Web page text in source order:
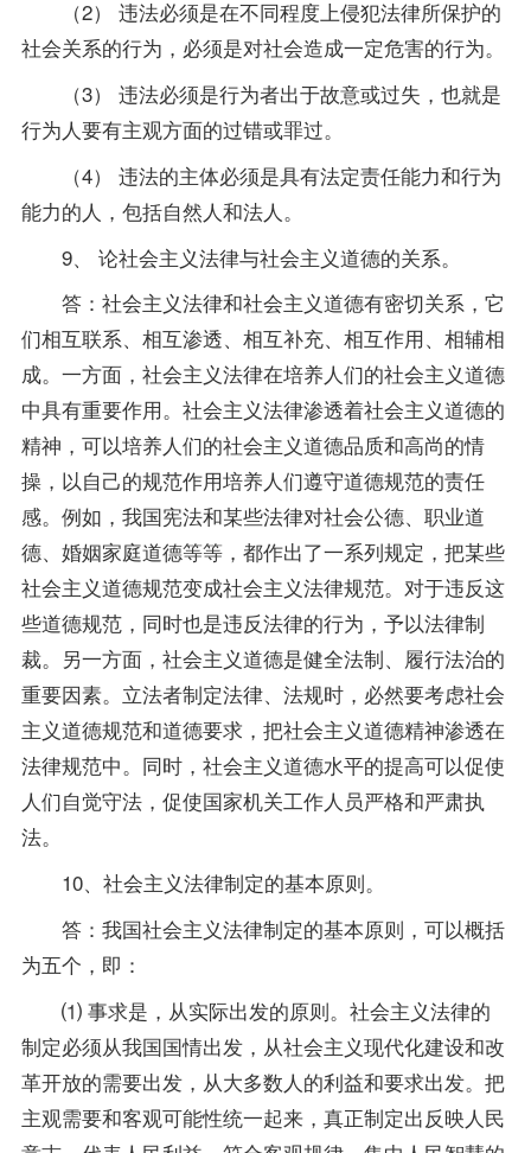
（2） 违法必须是在不同程度上侵犯法律所保护的
社会关系的行为，必须是对社会造成一定危害的行为。
（3） 违法必须是行为者出于故意或过失，也就是
行为人要有主观方面的过错或罪过。
（4） 违法的主体必须是具有法定责任能力和行为
能力的人，包括自然人和法人。
9、 论社会主义法律与社会主义道德的关系。
答：社会主义法律和社会主义道德有密切关系，它
们相互联系、相互渗透、相互补充、相互作用、相辅相
成。一方面，社会主义法律在培养人们的社会主义道德
中具有重要作用。社会主义法律渗透着社会主义道德的
精神，可以培养人们的社会主义道德品质和高尚的情
操，以自己的规范作用培养人们遵守道德规范的责任
感。例如，我国宪法和某些法律对社会公德、职业道
德、婚姻家庭道德等等，都作出了一系列规定，把某些
社会主义道德规范变成社会主义法律规范。对于违反这
些道德规范，同时也是违反法律的行为，予以法律制
裁。另一方面，社会主义道德是健全法制、履行法治的
重要因素。立法者制定法律、法规时，必然要考虑社会
主义道德规范和道德要求，把社会主义道德精神渗透在
法律规范中。同时，社会主义道德水平的提高可以促使
人们自觉守法，促使国家机关工作人员严格和严肃执
法。
10、社会主义法律制定的基本原则。
答：我国社会主义法律制定的基本原则，可以概括
为五个，即：
⑴ 事求是，从实际出发的原则。社会主义法律的
制定必须从我国国情出发，从社会主义现代化建设和改
革开放的需要出发，从大多数人的利益和要求出发。把
主观需要和客观可能性统一起来，真正制定出反映人民